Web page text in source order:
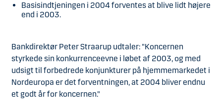
Basisindtjeningen i 2004 forventes at blive lidt højere
end i 2003.
Bankdirektør Peter Straarup udtaler: "Koncernen
styrkede sin konkurrenceevne i løbet af 2003, og med
udsigt til forbedrede konjunkturer på hjemmemarkedet i
Nordeuropa er det forventningen, at 2004 bliver endnu
et godt år for koncernen."